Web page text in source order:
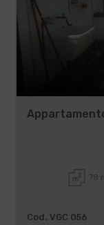
78
Cod. VGC 056